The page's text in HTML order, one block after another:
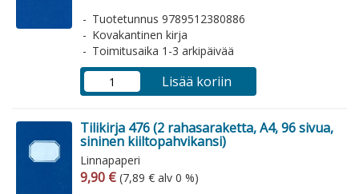
Tuotetunnus 9789512380886
Kovakantinen kirja
Toimitusaika 1-3 arkipäivää
Lisää koriin
Tilikirja 476 (2 rahasaraketta, A4, 96 sivua,
sininen kiiltopahvikansi)
Linnapaperi
Arvonlisäverollinen hinta
9,90 € Arvonlisäveroton hinta
(7,89 € alv 0 %)